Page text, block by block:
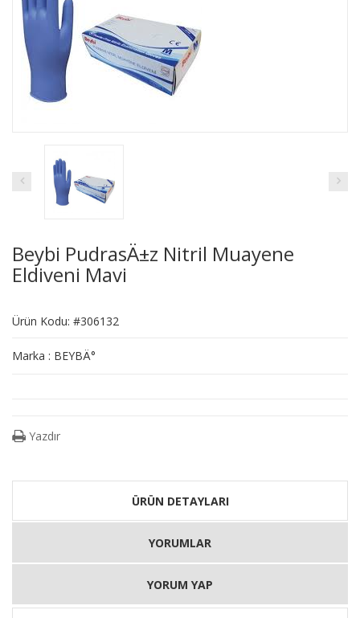
Beybi PudrasÄ±z Nitril Muayene
Eldiveni Mavi
Ürün Kodu: #306132
Marka : BEYBÄ°
Yazdır
ÜRÜN DETAYLARI
YORUMLAR
YORUM YAP